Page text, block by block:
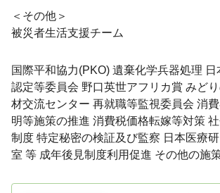
＜その他＞
被災者生活支援チーム
国際平和協力(PKO) 遺棄化学兵器処理
認定等委員会 野口英世アフリカ賞 みど
材交流センター 再就職等監視委員会 消
明等施策の推進 消費税価格転嫁等対策
制度 特定秘密の検証及び監察 日本医療
室 等 成年後見制度利用促進 その他の施